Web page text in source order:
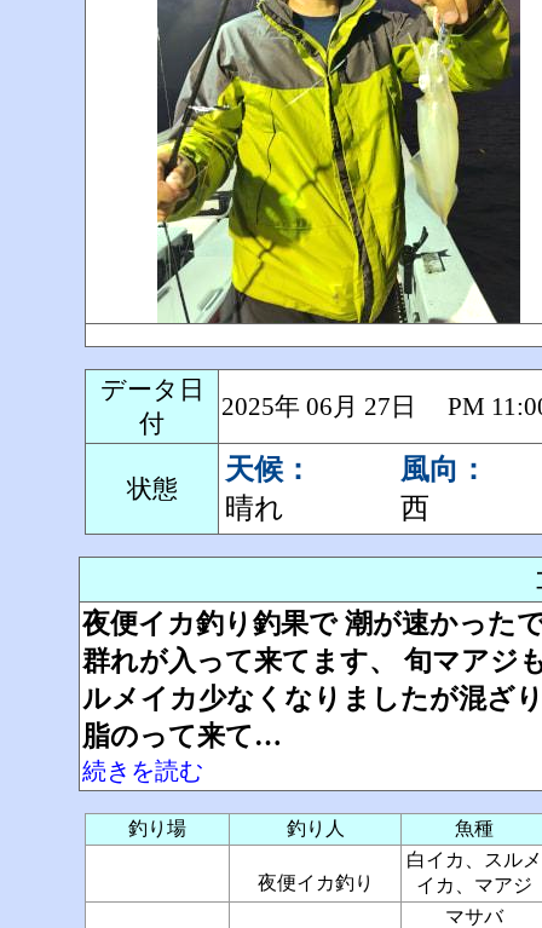
データ日
付
2025年 06月 27日 PM
状態
天候：
晴れ
風向：
西
夜便イカ釣り釣果で 潮が速かった
群れが入って来てます、 旬マアジ
ルメイカ少なくなりましたが混ざ
脂のって来て…
続きを読む
釣り場 釣り人 魚種
夜便イカ釣り
白イカ、スルメ
イカ、マアジ
マサバ